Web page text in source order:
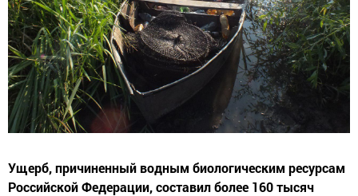
Ущерб, причиненный водным биологическим ресурсам
Российской Федерации, составил более 160 тысяч